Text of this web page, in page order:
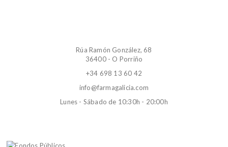
Rúa Ramón González, 68
36400 - O Porriño
+34 698 13 60 42
info@farmagalicia.com
Lunes - Sábado de 10:30h - 20:00h